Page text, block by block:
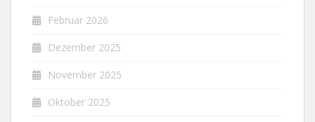
Februar 2026
Dezember 2025
November 2025
Oktober 2025